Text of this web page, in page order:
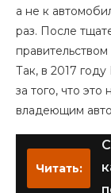
а не к
раз. После
Так, в 2017
за того, что
владеющим
Читать: